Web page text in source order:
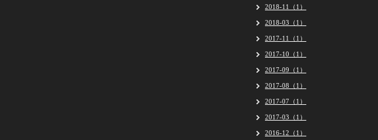
2018-11（1）
2018-03（1）
2017-11（1）
2017-10（1）
2017-09（1）
2017-08（1）
2017-07（1）
2017-03（1）
2016-12（1）